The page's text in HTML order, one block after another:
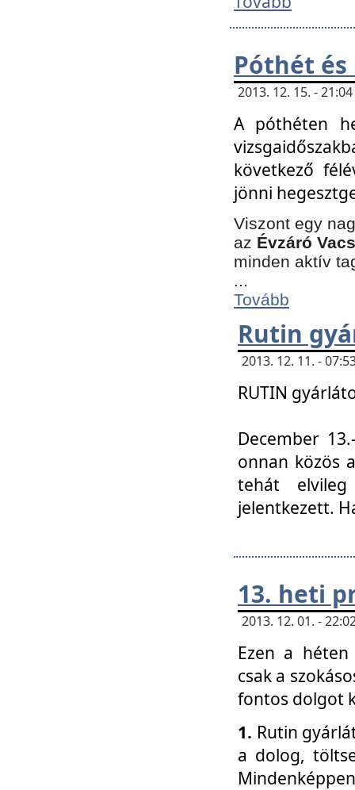
Póthét és
2013. 12. 15. -
A póthéten
következő
jönni
Viszont egy
az Évzáró
minden aktív
...
Tovább
Rutin
2013. 12. 11. -
RUTIN
December
onnan közös
tehát
jelentkezett.
13. heti
2013. 12. 01. -
Ezen a
csak a
fontos dolgot
1. Rutin
a dolog,